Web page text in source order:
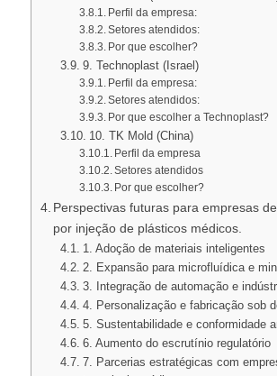
Perfil da empresa:
Setores atendidos:
Por que escolher?
9. Technoplast (Israel)
Perfil da empresa:
Setores atendidos:
Por que escolher a Technoplast?
10. TK Mold (China)
Perfil da empresa
Setores atendidos
Por que escolher?
Perspectivas futuras para empresas
por injeção de plásticos médicos.
1. Adoção de materiais inteligentes
2. Expansão para microfluídica e
3. Integração de automação e
4. Personalização e fabricação sob
5. Sustentabilidade e conformidade
6. Aumento do escrutínio regulatório
7. Parcerias estratégicas com